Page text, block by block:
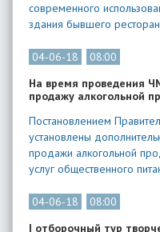
современного
здания бывшего
04-06-18
08:00
На время проведения
продажу алкогольной
Постановлением
установлены
продажи алкогольной
услуг общественного
04-06-18
08:00
I отборочный тур